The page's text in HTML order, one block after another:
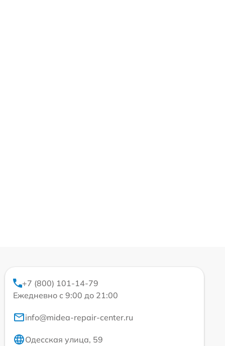
+7 (800) 101-14-79
Ежедневно с 9:00 до 21:00
info@midea-repair-center.ru
Одесская улица, 59